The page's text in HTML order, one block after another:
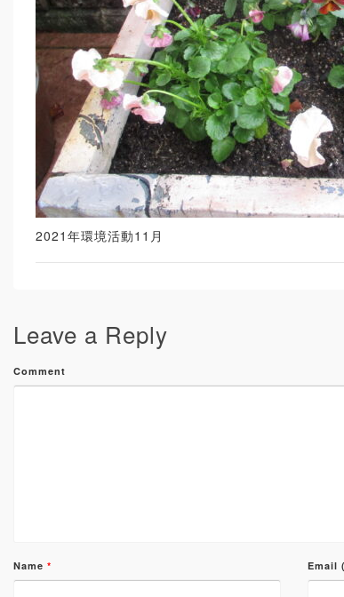
2021年環境活動11月
Leave a Reply
Comment
Name * Email